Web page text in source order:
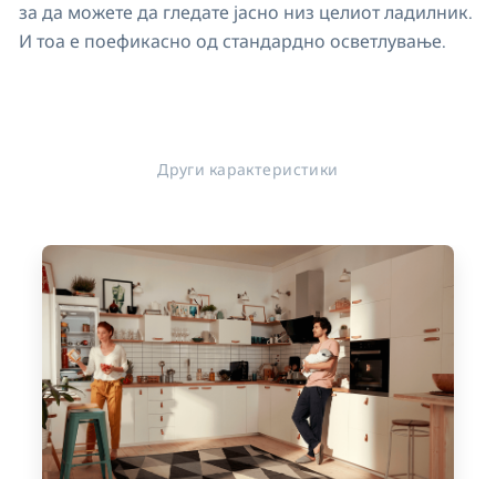
за да можете да гледате јасно низ целиот ладилник.
И тоа е поефикасно од стандардно осветлување.
Други карактеристики